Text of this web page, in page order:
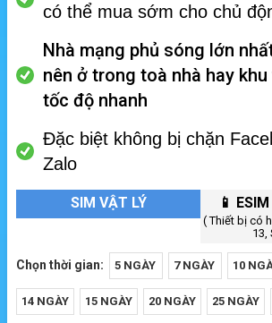
có thể mua sớm cho chủ
Nhà mạng phủ sóng lớn
nên ở trong toà nhà hay
tốc độ nhanh
Đặc biệt không bị chặn
Zalo
SIM VẬT LÝ 📱
( Thiết bị có
13,
Chọn thời gian: 5 NGÀY 7 NGÀY 10
14 NGÀY 15 NGÀY 20 NGÀY 25 NGÀY